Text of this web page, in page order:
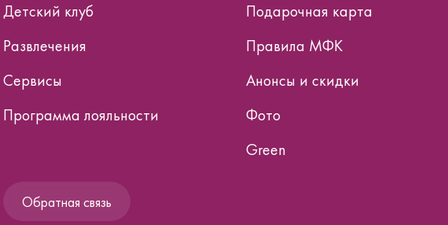
Детский клуб
Развлечения
Сервисы
Программа лояльности
Подарочная карта
Правила МФК
Анонсы и скидки
Фото
Green
Обратная связь